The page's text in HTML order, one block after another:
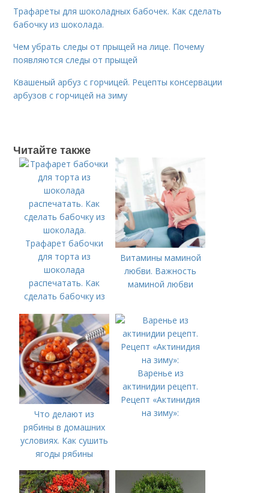
Трафареты для шоколадных бабочек. Как сделать
бабочку из шоколада.
Чем убрать следы от прыщей на лице. Почему
появляются следы от прыщей
Квашеный арбуз с горчицей. Рецепты консервации
арбузов с горчицей на зиму
Читайте также
Трафарет бабочки
для торта из
шоколада
распечатать. Как
сделать бабочку из
Витамины маминой
любви. Важность
маминой любви
Что делают из
рябины в домашних
условиях. Как сушить
ягоды рябины
Варенье из
актинидии рецепт.
Рецепт «Актинидия
на зиму»: